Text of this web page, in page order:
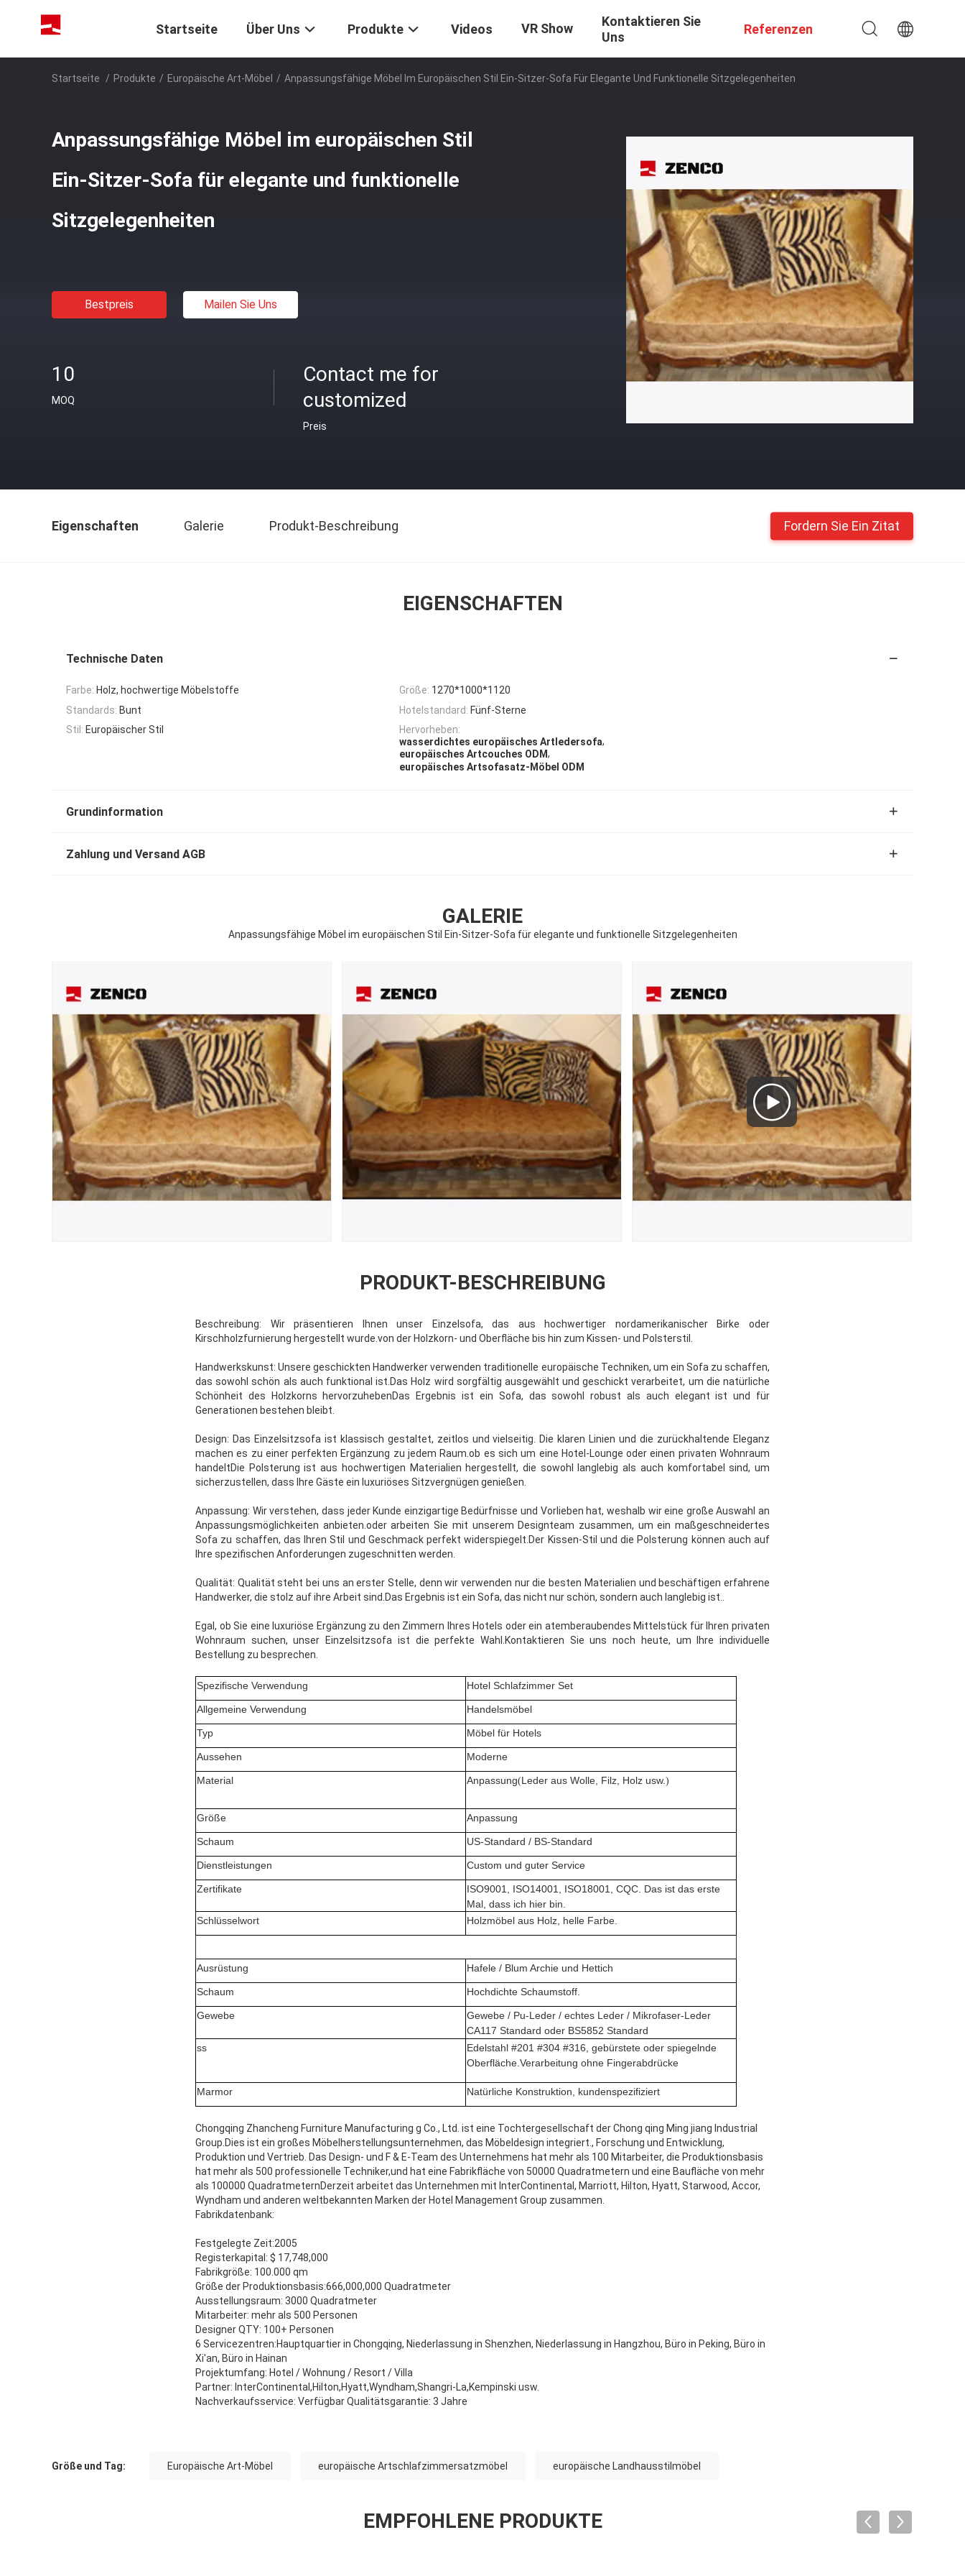
Startseite Über Uns Produkte Videos VR Show
Kontaktieren Sie
Uns
Referenzen
Startseite / Produkte / Europäische Art-Möbel / Anpassungsfähige Möbel Im Europäischen Stil Ein-Sitzer-Sofa Für Elegante Und Funktionelle Sitzgelegenheiten
Anpassungsfähige Möbel im europäischen Stil
Ein-Sitzer-Sofa für elegante und funktionelle
Sitzgelegenheiten
Bestpreis Mailen Sie Uns
10
MOQ
Contact me for
customized
Preis
Eigenschaften Galerie Produkt-Beschreibung Fordern Sie Ein Zitat
EIGENSCHAFTEN
Technische Daten
Farbe: Holz, hochwertige Möbelstoffe Größe: 1270*1000*1120
Standards: Bunt Hotelstandard: Fünf-Sterne
Stil: Europäischer Stil
Hervorheben:
wasserdichtes europäisches Artledersofa,
europäisches Artcouches ODM,
europäisches Artsofasatz-Möbel ODM
Grundinformation
Zahlung und Versand AGB
GALERIE
Anpassungsfähige Möbel im europäischen Stil Ein-Sitzer-Sofa für elegante und funktionelle Sitzgelegenheiten
PRODUKT-BESCHREIBUNG
Beschreibung: Wir präsentieren Ihnen unser Einzelsofa, das aus hochwertiger nordamerikanischer Birke oder
Kirschholzfurnierung hergestellt wurde.von der Holzkorn- und Oberfläche bis hin zum Kissen- und Polsterstil.
Handwerkskunst: Unsere geschickten Handwerker verwenden traditionelle europäische Techniken, um ein Sofa zu schaffen,
das sowohl schön als auch funktional ist.Das Holz wird sorgfältig ausgewählt und geschickt verarbeitet, um die natürliche
Schönheit des Holzkorns hervorzuhebenDas Ergebnis ist ein Sofa, das sowohl robust als auch elegant ist und für
Generationen bestehen bleibt.
Design: Das Einzelsitzsofa ist klassisch gestaltet, zeitlos und vielseitig. Die klaren Linien und die zurückhaltende Eleganz
machen es zu einer perfekten Ergänzung zu jedem Raum.ob es sich um eine Hotel-Lounge oder einen privaten Wohnraum
handeltDie Polsterung ist aus hochwertigen Materialien hergestellt, die sowohl langlebig als auch komfortabel sind, um
sicherzustellen, dass Ihre Gäste ein luxuriöses Sitzvergnügen genießen.
Anpassung: Wir verstehen, dass jeder Kunde einzigartige Bedürfnisse und Vorlieben hat, weshalb wir eine große Auswahl an
Anpassungsmöglichkeiten anbieten.oder arbeiten Sie mit unserem Designteam zusammen, um ein maßgeschneidertes
Sofa zu schaffen, das Ihren Stil und Geschmack perfekt widerspiegelt.Der Kissen-Stil und die Polsterung können auch auf
Ihre spezifischen Anforderungen zugeschnitten werden.
Qualität: Qualität steht bei uns an erster Stelle, denn wir verwenden nur die besten Materialien und beschäftigen erfahrene
Handwerker, die stolz auf ihre Arbeit sind.Das Ergebnis ist ein Sofa, das nicht nur schön, sondern auch langlebig ist..
Egal, ob Sie eine luxuriöse Ergänzung zu den Zimmern Ihres Hotels oder ein atemberaubendes Mittelstück für Ihren privaten
Wohnraum suchen, unser Einzelsitzsofa ist die perfekte Wahl.Kontaktieren Sie uns noch heute, um Ihre individuelle
Bestellung zu besprechen.
Spezifische Verwendung Hotel Schlafzimmer Set
Allgemeine Verwendung Handelsmöbel
Typ Möbel für Hotels
Aussehen Moderne
Material Anpassung(Leder aus Wolle, Filz, Holz usw. )
Größe Anpassung
Schaum US-Standard / BS-Standard
Dienstleistungen Custom und guter Service
Zertifikate
ISO9001, ISO14001, ISO18001, CQC. Das ist das erste
Mal, dass ich hier bin.
Schlüsselwort
Holzmöbel aus Holz, helle Farbe.
Ausrüstung Hafele / Blum Archie und Hettich
Schaum Hochdichte Schaumstoff.
Gewebe
Gewebe / Pu-Leder / echtes Leder / Mikrofaser-Leder
CA117 Standard oder BS5852 Standard
ss
Edelstahl #201 #304 #316, gebürstete oder spiegelnde
Oberfläche.Verarbeitung ohne Fingerabdrücke
Marmor Natürliche Konstruktion, kundenspezifiziert
Chongqing Zhancheng Furniture Manufacturing g Co., Ltd. ist eine Tochtergesellschaft der Chong qing Ming jiang Industrial
Group.Dies ist ein großes Möbelherstellungsunternehmen, das Möbeldesign integriert., Forschung und Entwicklung,
Produktion und Vertrieb. Das Design- und F & E-Team des Unternehmens hat mehr als 100 Mitarbeiter, die Produktionsbasis
hat mehr als 500 professionelle Techniker,und hat eine Fabrikfläche von 50000 Quadratmetern und eine Baufläche von mehr
als 100000 QuadratmeternDerzeit arbeitet das Unternehmen mit InterContinental, Marriott, Hilton, Hyatt, Starwood, Accor,
Wyndham und anderen weltbekannten Marken der Hotel Management Group zusammen.
Fabrikdatenbank:
Festgelegte Zeit:2005
Registerkapital: $ 17,748,000
Fabrikgröße: 100.000 qm
Größe der Produktionsbasis:666,000,000 Quadratmeter
Ausstellungsraum: 3000 Quadratmeter
Mitarbeiter: mehr als 500 Personen
Designer QTY: 100+ Personen
6 Servicezentren:Hauptquartier in Chongqing, Niederlassung in Shenzhen, Niederlassung in Hangzhou, Büro in Peking, Büro in
Xi'an, Büro in Hainan
Projektumfang: Hotel / Wohnung / Resort / Villa
Partner: InterContinental,Hilton,Hyatt,Wyndham,Shangri-La,Kempinski usw.
Nachverkaufsservice: Verfügbar Qualitätsgarantie: 3 Jahre
Größe und Tag: Europäische Art-Möbel europäische Artschlafzimmersatzmöbel europäische Landhausstilmöbel
EMPFOHLENE PRODUKTE